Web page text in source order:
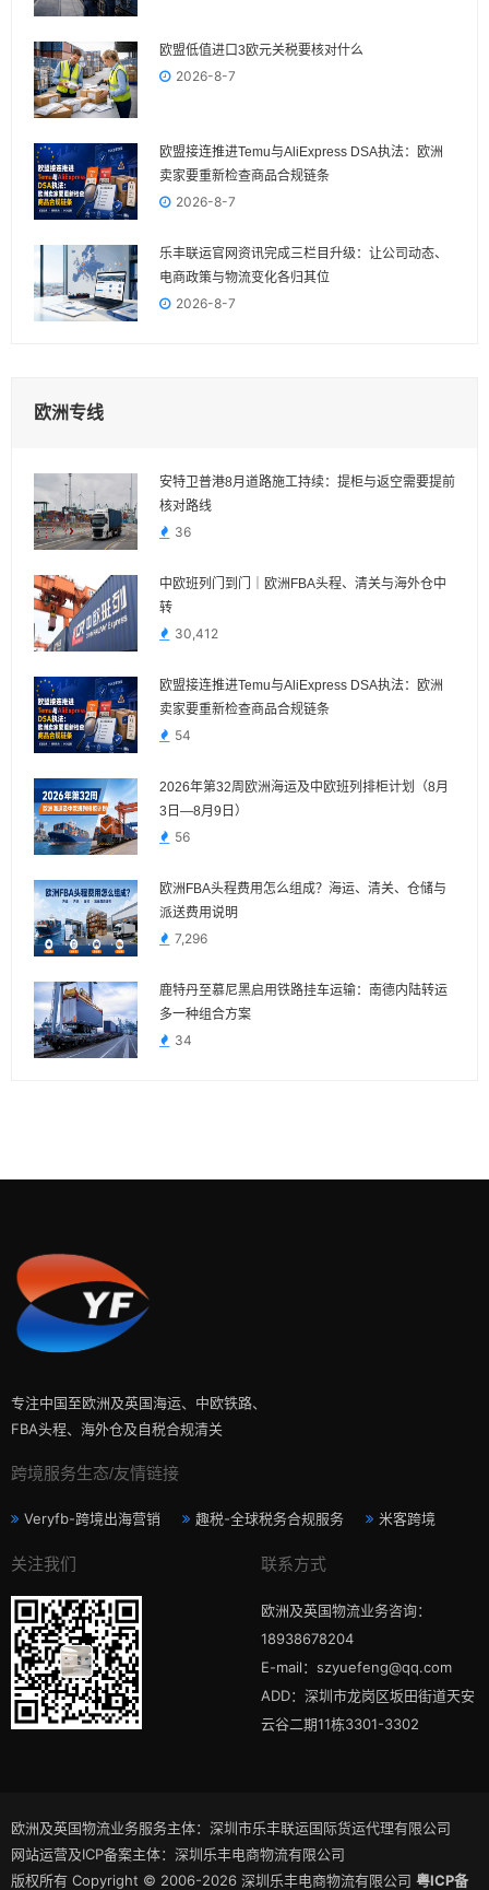
欧盟低值进口3欧元关税要核对什么
2026-8-7
欧盟接连推进Temu与AliExpress DSA执法：欧洲
卖家要重新检查商品合规链条
2026-8-7
乐丰联运官网资讯完成三栏目升级：让公司动态、
电商政策与物流变化各归其位
2026-8-7
欧洲专线
安特卫普港8月道路施工持续：提柜与返空需要提前
核对路线
36
中欧班列门到门｜欧洲FBA头程、清关与海外仓中
转
30,412
欧盟接连推进Temu与AliExpress DSA执法：欧洲
卖家要重新检查商品合规链条
54
2026年第32周欧洲海运及中欧班列排柜计划（8月
3日—8月9日）
56
欧洲FBA头程费用怎么组成？海运、清关、仓储与
派送费用说明
7,296
鹿特丹至慕尼黑启用铁路挂车运输：南德内陆转运
多一种组合方案
34
专注中国至欧洲及英国海运、中欧铁路、
FBA头程、海外仓及自税合规清关
跨境服务生态/友情链接
Veryfb-跨境出海营销 趣税-全球税务合规服务 米客跨境
关注我们 联系方式
欧洲及英国物流业务咨询：
18938678204
E-mail：szyuefeng@qq.com
ADD：深圳市龙岗区坂田街道天安
云谷二期11栋3301-3302
欧洲及英国物流业务服务主体：深圳市乐丰联运国际货运代理有限公司
网站运营及ICP备案主体：深圳乐丰电商物流有限公司
版权所有 Copyright © 2006-2026 深圳乐丰电商物流有限公司 粤ICP备